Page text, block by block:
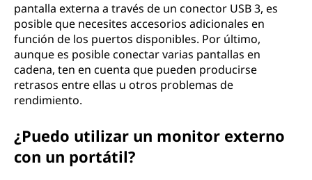
pantalla externa a través de un conector USB 3, es
posible que necesites accesorios adicionales en
función de los puertos disponibles. Por último,
aunque es posible conectar varias pantallas en
cadena, ten en cuenta que pueden producirse
retrasos entre ellas u otros problemas de
rendimiento.
¿Puedo utilizar un monitor externo
con un portátil?